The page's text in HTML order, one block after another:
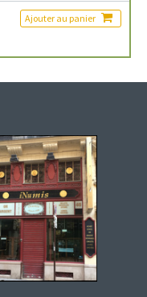
Ajouter au panier